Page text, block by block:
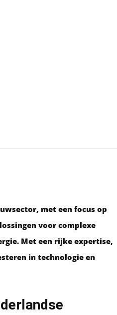
met een focus op
voor complexe
Met een rijke expertise,
in technologie en